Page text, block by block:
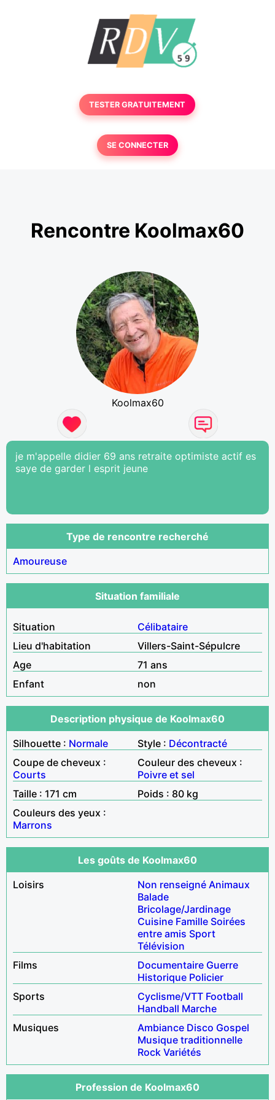
TESTER GRATUITEMENT
SE CONNECTER
Rencontre Koolmax60
Koolmax60
je m'appelle didier 69 ans retraite optimiste actif es
saye de garder l esprit jeune
Type de rencontre recherché
Amoureuse
Situation familiale
Situation
Célibataire
Lieu d'habitation
Villers-Saint-Sépulcre
Age
71 ans
Enfant
non
Description physique de Koolmax60
Silhouette : Normale Style : Décontracté
Coupe de cheveux :
Courts
Couleur des cheveux :
Poivre et sel
Taille : 171 cm
Poids : 80 kg
Couleurs des yeux :
Marrons
Les goûts de Koolmax60
Loisirs
Non renseigné Animaux
Balade
Bricolage/Jardinage
Cuisine Famille Soirées
entre amis Sport
Télévision
Films
Documentaire Guerre
Historique Policier
Sports
Cyclisme/VTT Football
Handball Marche
Musiques
Ambiance Disco Gospel
Musique traditionnelle
Rock Variétés
Profession de Koolmax60